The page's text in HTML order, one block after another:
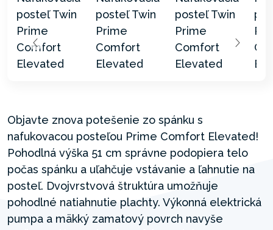
Objavte znova potešenie zo spánku s
nafukovacou posteľou Prime Comfort Elevated!
Pohodlná výška 51 cm správne podopiera telo
počas spánku a uľahčuje vstávanie a ľahnutie na
posteľ. Dvojvrstvová štruktúra umožňuje
pohodlné natiahnutie plachty. Výkonná elektrická
pumpa a mäkký zamatový povrch navyše